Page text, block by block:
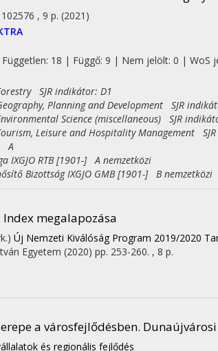
, 9 p. (2021)
18 | Függő: 9 | Nem jelölt: 0 | WoS
SJR indikátor: D1
Planning and Development SJR
Science (miscellaneous) SJR
Leisure and Hospitality Management
A
IXGJO RTB [1901-] A nemzetközi
Bizottság IXGJO GMB [1901-] B nemzetközi
Index megalapozása
Új Nemzeti Kiválóság Program 2019/2020
Egyetem (2020) pp. 253-260. , 8 p.
a városfejlődésben.
és regionális fejlődés